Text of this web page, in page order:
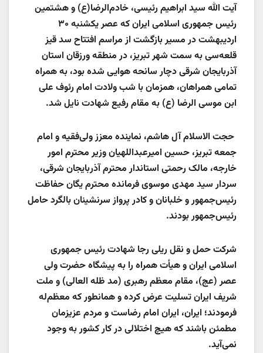
آیت الله سید ابراهیم رئیسی، خادم‌الرضا(ع) و هشتمین
رئیس جمهوری اسلامی ایران که عصر یکشنبه ۳۰
اردیبهشت در مسیر بازگشت از مراسم افتتاح سد قیز
قلعه‌سی به سمت شهر تبریز، در منطقه ورزقان استان
آذربایجان شرقی دچار سانحه هوایی شده بود، به همراه
تمامی همراهان، همزمان با شب ولادت امام رئوف علی
ابن موسی الرضا (ع) به مقام رفیع شهادت نایل شد.
حجت الاسلام آل هاشم، نماینده معزز ولی‌فقیه و امام
جمعه تبریز، حسین امیرعبداللهیان وزیر محترم امور
خارجه، مالک رحمتی استاندار محترم آذربایجان شرقی،
سردار سید مهدی موسوی فرمانده محترم یگان حفاظت
رئیس‌جمهور و خلبانان و کادر پرواز سرنشینان بالگرد حامل
رئیس‌جمهور بودند.
شرکت حمل و نقل ریلی رجا شهادت رئیس جمهوری
اسلامی ایران و هیأت همراه را به پیشگاه حضرت ولی
عصر (عج)، مقام معظم رهبری (مد ظله العالی) و ملت
شریف ایران تسلیت عرض کرده و همانطور که معظم‌له
فرمودند؛ ایران، ایران امام رضاست و مردم عزیزمان
مطمئن باشند که هیچ اختلالی در کار کشور به وجود
نمی‌آید.